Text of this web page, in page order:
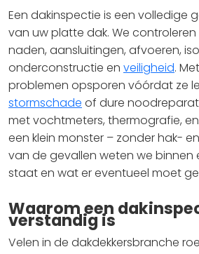
Een dakinspectie is een volledige
van uw platte dak. We controleren
naden, aansluitingen, afvoeren,
onderconstructie en veiligheid.
problemen opsporen vóórdat ze
stormschade of dure
met vochtmeters, thermografie,
een klein monster – zonder hak-
van de gevallen weten we binnen
staat en wat er eventueel moet
Waarom een
verstandig is
Velen in de dakdekkersbranche